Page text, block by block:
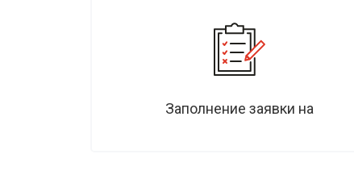
Заполнение заявки на